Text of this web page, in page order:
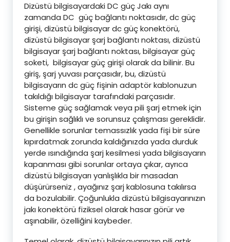
Dizüstü bilgisayardaki DC güç Jakı aynı
zamanda DC güç bağlantı noktasıdır, dc güç
girişi, dizüstü bilgisayar dc güç konektörü,
dizüstü bilgisayar şarj bağlantı noktası, dizüstü
bilgisayar şarj bağlantı noktası, bilgisayar güç
soketi, bilgisayar güç girişi olarak da bilinir. Bu
giriş, şarj yuvası parçasıdır, bu, dizüstü
bilgisayarın dc güç fişinin adaptör kablonuzun
takıldığı bilgisayar tarafındaki parçasıdır.
Sisteme güç sağlamak veya pili şarj etmek için
bu girişin sağlıklı ve sorunsuz çalışması gereklidir.
Genellikle sorunlar temassızlık yada fişi bir süre
kıpırdatmak zorunda kaldığınızda yada durduk
yerde ısındığında şarj kesilmesi yada bilgisayarın
kapanması gibi sorunlar ortaya çıkar, ayrıca
dizüstü bilgisayarı yanlışlıkla bir masadan
düşürürseniz , ayağınız şarj kablosuna takılırsa
da bozulabilir. Çoğunlukla dizüstü bilgisayarınızın
jakı konektörü fiziksel olarak hasar görür ve
aşınabilir, özelliğini kaybeder.